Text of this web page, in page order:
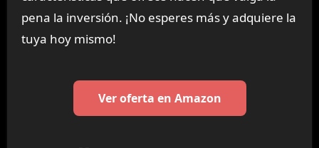
pena la inversión. ¡No esperes más y adquiere la
tuya hoy mismo!
Ver oferta en Amazon